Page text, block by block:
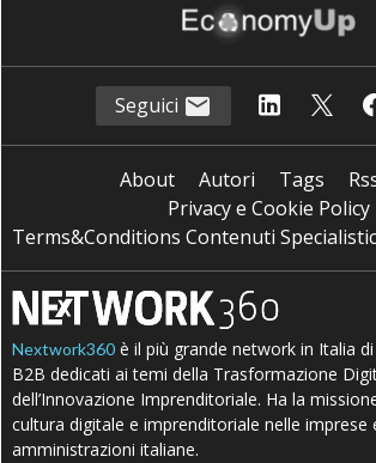
Seguici
About Autori Tags
Privacy e Cookie Policy
Terms&Conditions Contenuti
Nextwork360 è il più grande network in Italia
B2B dedicati ai temi della Trasformazione
dell’Innovazione Imprenditoriale. Ha la
cultura digitale e imprenditoriale nelle imprese
amministrazioni italiane.